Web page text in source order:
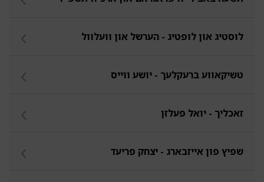
לוסטיג און לופטיג - הערשל און וועלוול
טשיקאווע ברעקלעך - יושע ווייס
זאכליך - יואל פעלזן
שפיץ פון אייזבארג - יצחק פריעד